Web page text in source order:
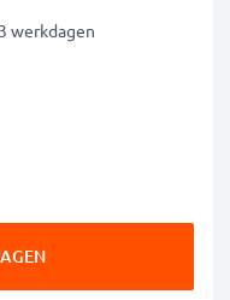
werkdagen